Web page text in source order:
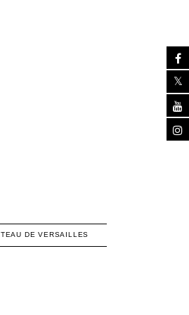
DE VERSAILLES